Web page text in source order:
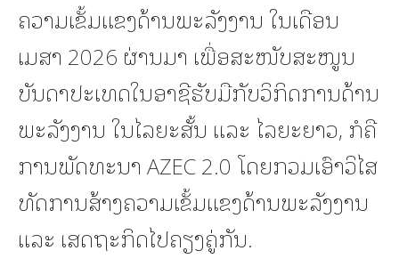
ຄວາມເຂັ້ມແຂງດ້ານພະລັງງານ ໃນເດືອນ
ເມສາ 2026 ຜ່ານມາ ເພື່ອສະໜັບສະໜູນ
ບັນດາປະເທດໃນອາຊີຮັບມືກັບວິກິດການດ້ານ
ພະລັງງານ ໃນໄລຍະສັ້ນ ແລະ ໄລຍະຍາວ, ກໍຄື
ການພັດທະນາ AZEC 2.0 ໂດຍກວມເອົາວິໄສ
ທັດການສ້າງຄວາມເຂັ້ມແຂງດ້ານພະລັງງານ
ແລະ ເສດຖະກິດໄປຄຽງຄູ່ກັນ.